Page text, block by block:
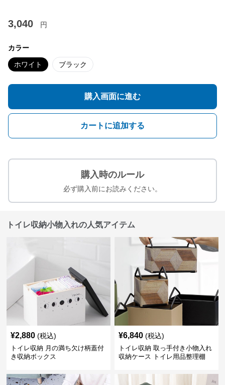
3,040 円
カラー
ホワイト ブラック
購入画面に進む
カートに追加する
購入時のルール
必ず購入前にお読みください。
トイレ収納小物入れの人気アイテム
¥2,880 (税込)
トイレ収納 月の満ち欠け柄蓋付
き収納ボックス
¥6,840 (税込)
トイレ収納 取っ手付き小物入れ
収納ケース トイレ用品整理棚